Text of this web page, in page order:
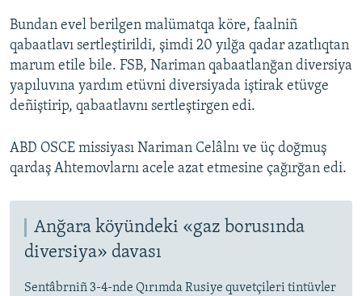
Bundan evel berilgen malümatqa köre, faalniñ
qabaatlavı sertleştirildi, şimdi 20 yılğa qadar azatlıqtan
marum etile bile. FSB, Nariman qabaatlanğan diversiya
yapıluvına yardım etüvni diversiyada iştirak etüvge
deñiştirip, qabaatlavnı sertleştirgen edi.
ABD OSCE missiyası Nariman Celâlnı ve üç doğmuş
qardaş Ahtemovlarnı acele azat etmesine çağırğan edi.
Anğara köyündeki «gaz borusında
diversiya» davası
Sentâbrniñ 3-4-nde Qırımda Rusiye quvetçileri tintüvler